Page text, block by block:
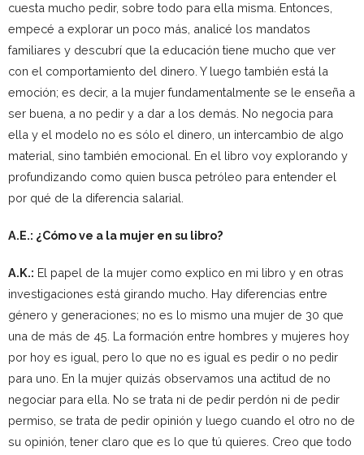
cuesta mucho pedir, sobre todo para ella misma. Entonces,
empecé a explorar un poco más, analicé los mandatos
familiares y descubrí que la educación tiene mucho que ver
con el comportamiento del dinero. Y luego también está la
emoción; es decir, a la mujer fundamentalmente se le enseña a
ser buena, a no pedir y a dar a los demás. No negocia para
ella y el modelo no es sólo el dinero, un intercambio de algo
material, sino también emocional. En el libro voy explorando y
profundizando como quien busca petróleo para entender el
por qué de la diferencia salarial.
A.E.: ¿Cómo ve a la mujer en su libro?
A.K.: El papel de la mujer como explico en mi libro y en otras
investigaciones está girando mucho. Hay diferencias entre
género y generaciones; no es lo mismo una mujer de 30 que
una de más de 45. La formación entre hombres y mujeres hoy
por hoy es igual, pero lo que no es igual es pedir o no pedir
para uno. En la mujer quizás observamos una actitud de no
negociar para ella. No se trata ni de pedir perdón ni de pedir
permiso, se trata de pedir opinión y luego cuando el otro no de
su opinión, tener claro que es lo que tú quieres. Creo que todo